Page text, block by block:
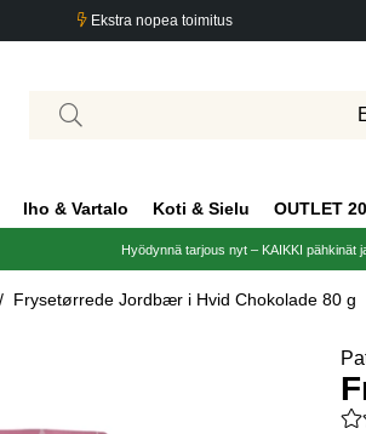
Ekstra nopea toimitus
Iho & Vartalo Koti & Sielu OUTLET
Hyödynnä tarjous nyt – KAIKKI pähkinät
Frysetørrede Jordbær i Hvid Chokolade 80 g